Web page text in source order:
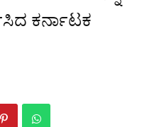
ಕರ್ನಾಟಕ